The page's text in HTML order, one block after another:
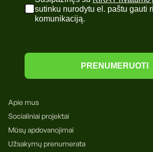
sutinku nurodytu el. paštu gauti
komunikaciją.
PRENUMERUOTI
Apie mus
Socialiniai projektai
Mūsų apdovanojimai
Užsakymų prenumerata